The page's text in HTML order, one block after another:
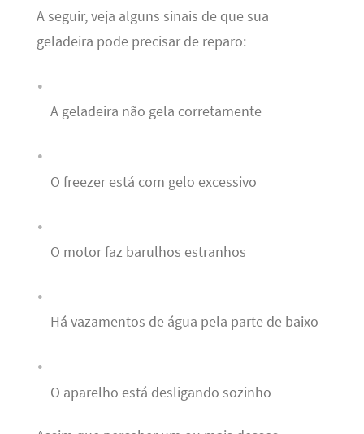
A seguir, veja alguns sinais de que sua
geladeira pode precisar de reparo:
A geladeira não gela corretamente
O freezer está com gelo excessivo
O motor faz barulhos estranhos
Há vazamentos de água pela parte de baixo
O aparelho está desligando sozinho